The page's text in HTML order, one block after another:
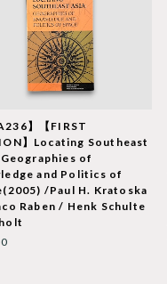
】【FIRST
】Locating Southeast
of
and Politics of
/Paul H. Kratoska
Raben / Henk Schulte